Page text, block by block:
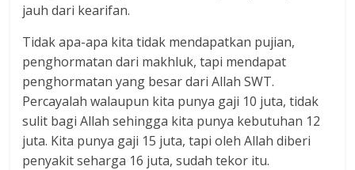
jauh dari kearifan.
Tidak apa-apa kita tidak mendapatkan pujian,
penghormatan dari makhluk, tapi mendapat
penghormatan yang besar dari Allah SWT.
Percayalah walaupun kita punya gaji 10 juta, tidak
sulit bagi Allah sehingga kita punya kebutuhan 12
juta. Kita punya gaji 15 juta, tapi oleh Allah diberi
penyakit seharga 16 juta, sudah tekor itu.